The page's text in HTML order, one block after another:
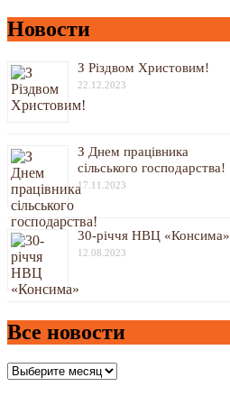
Новости
З Різдвом Христовим!
22.12.2023
З Днем працівника
сільського господарства!
17.11.2023
30-річчя НВЦ «Консима»
12.08.2023
Все новости
Все